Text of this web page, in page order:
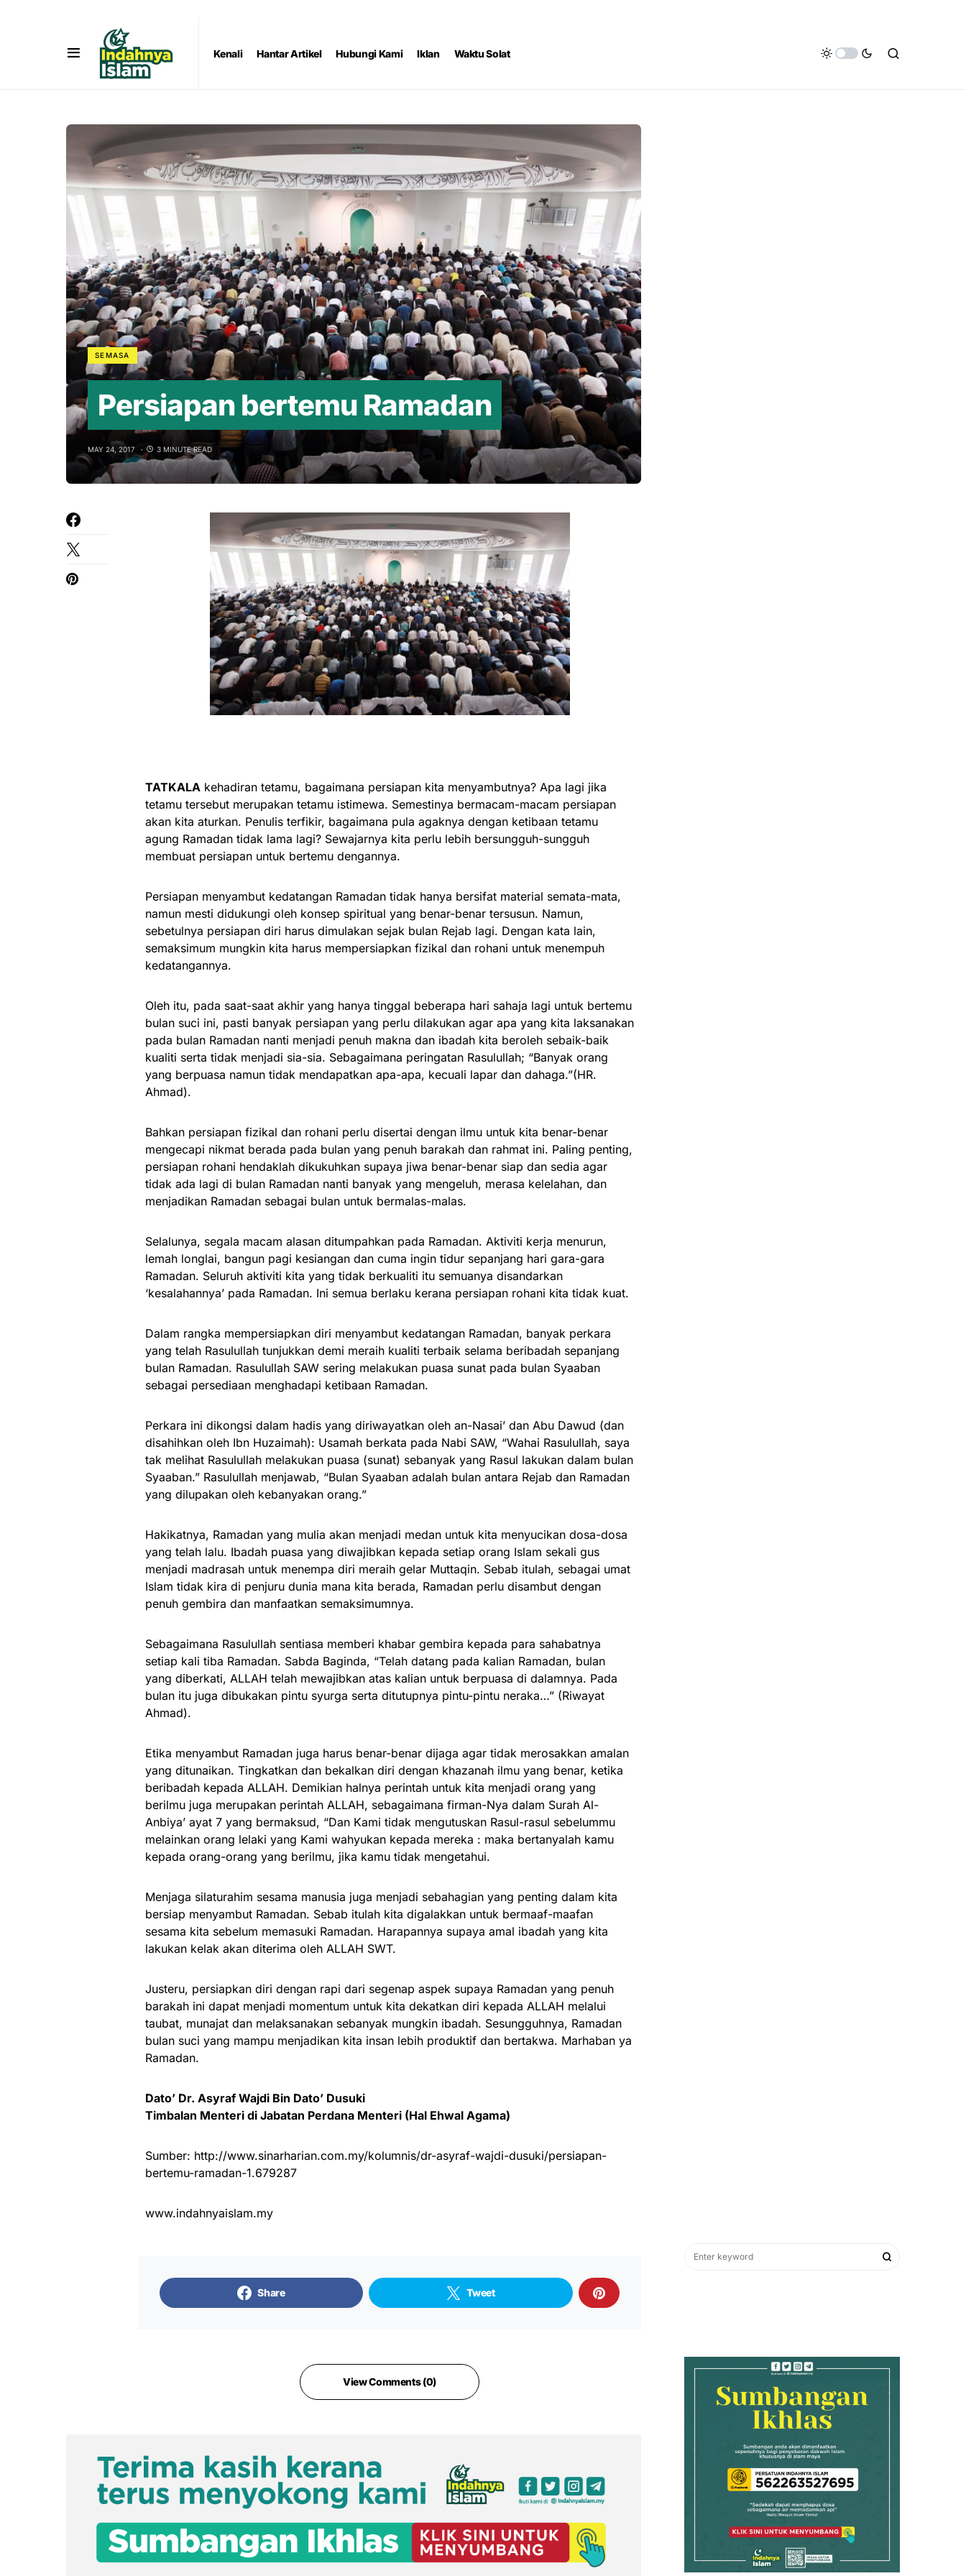
Kenali Hantar Artikel Hubungi Kami Iklan Waktu Solat
SEMASA
Persiapan bertemu Ramadan
MAY 24, 2017 3 MINUTE READ
TATKALA kehadiran tetamu, bagaimana persiapan kita menyambutnya? Apa lagi jika
tetamu tersebut merupakan tetamu istimewa. Semestinya bermacam-macam persiapan
akan kita aturkan. Penulis terfikir, bagaimana pula agaknya dengan ketibaan tetamu
agung Ramadan tidak lama lagi? Sewajarnya kita perlu lebih bersungguh-sungguh
membuat persiapan untuk bertemu dengannya.
Persiapan menyambut kedatangan Ramadan tidak hanya bersifat material semata-mata,
namun mesti didukungi oleh konsep spiritual yang benar-benar tersusun. Namun,
sebetulnya persiapan diri harus dimulakan sejak bulan Rejab lagi. Dengan kata lain,
semaksimum mungkin kita harus mempersiapkan fizikal dan rohani untuk menempuh
kedatangannya.
Oleh itu, pada saat-saat akhir yang hanya tinggal beberapa hari sahaja lagi untuk bertemu
bulan suci ini, pasti banyak persiapan yang perlu dilakukan agar apa yang kita laksanakan
pada bulan Ramadan nanti menjadi penuh makna dan ibadah kita beroleh sebaik-baik
kualiti serta tidak menjadi sia-sia. Sebagaimana peringatan Rasulullah; “Banyak orang
yang berpuasa namun tidak mendapatkan apa-apa, kecuali lapar dan dahaga.”(HR.
Ahmad).
Bahkan persiapan fizikal dan rohani perlu disertai dengan ilmu untuk kita benar-benar
mengecapi nikmat berada pada bulan yang penuh barakah dan rahmat ini. Paling penting,
persiapan rohani hendaklah dikukuhkan supaya jiwa benar-benar siap dan sedia agar
tidak ada lagi di bulan Ramadan nanti banyak yang mengeluh, merasa kelelahan, dan
menjadikan Ramadan sebagai bulan untuk bermalas-malas.
Selalunya, segala macam alasan ditumpahkan pada Ramadan. Aktiviti kerja menurun,
lemah longlai, bangun pagi kesiangan dan cuma ingin tidur sepanjang hari gara-gara
Ramadan. Seluruh aktiviti kita yang tidak berkualiti itu semuanya disandarkan
‘kesalahannya’ pada Ramadan. Ini semua berlaku kerana persiapan rohani kita tidak kuat.
Dalam rangka mempersiapkan diri menyambut kedatangan Ramadan, banyak perkara
yang telah Rasulullah tunjukkan demi meraih kualiti terbaik selama beribadah sepanjang
bulan Ramadan. Rasulullah SAW sering melakukan puasa sunat pada bulan Syaaban
sebagai persediaan menghadapi ketibaan Ramadan.
Perkara ini dikongsi dalam hadis yang diriwayatkan oleh an-Nasai’ dan Abu Dawud (dan
disahihkan oleh Ibn Huzaimah): Usamah berkata pada Nabi SAW, “Wahai Rasulullah, saya
tak melihat Rasulullah melakukan puasa (sunat) sebanyak yang Rasul lakukan dalam bulan
Syaaban.” Rasulullah menjawab, “Bulan Syaaban adalah bulan antara Rejab dan Ramadan
yang dilupakan oleh kebanyakan orang.”
Hakikatnya, Ramadan yang mulia akan menjadi medan untuk kita menyucikan dosa-dosa
yang telah lalu. Ibadah puasa yang diwajibkan kepada setiap orang Islam sekali gus
menjadi madrasah untuk menempa diri meraih gelar Muttaqin. Sebab itulah, sebagai umat
Islam tidak kira di penjuru dunia mana kita berada, Ramadan perlu disambut dengan
penuh gembira dan manfaatkan semaksimumnya.
Sebagaimana Rasulullah sentiasa memberi khabar gembira kepada para sahabatnya
setiap kali tiba Ramadan. Sabda Baginda, “Telah datang pada kalian Ramadan, bulan
yang diberkati, ALLAH telah mewajibkan atas kalian untuk berpuasa di dalamnya. Pada
bulan itu juga dibukakan pintu syurga serta ditutupnya pintu-pintu neraka…” (Riwayat
Ahmad).
Etika menyambut Ramadan juga harus benar-benar dijaga agar tidak merosakkan amalan
yang ditunaikan. Tingkatkan dan bekalkan diri dengan khazanah ilmu yang benar, ketika
beribadah kepada ALLAH. Demikian halnya perintah untuk kita menjadi orang yang
berilmu juga merupakan perintah ALLAH, sebagaimana firman-Nya dalam Surah Al-
Anbiya’ ayat 7 yang bermaksud, “Dan Kami tidak mengutuskan Rasul-rasul sebelummu
melainkan orang lelaki yang Kami wahyukan kepada mereka : maka bertanyalah kamu
kepada orang-orang yang berilmu, jika kamu tidak mengetahui.
Menjaga silaturahim sesama manusia juga menjadi sebahagian yang penting dalam kita
bersiap menyambut Ramadan. Sebab itulah kita digalakkan untuk bermaaf-maafan
sesama kita sebelum memasuki Ramadan. Harapannya supaya amal ibadah yang kita
lakukan kelak akan diterima oleh ALLAH SWT.
Justeru, persiapkan diri dengan rapi dari segenap aspek supaya Ramadan yang penuh
barakah ini dapat menjadi momentum untuk kita dekatkan diri kepada ALLAH melalui
taubat, munajat dan melaksanakan sebanyak mungkin ibadah. Sesungguhnya, Ramadan
bulan suci yang mampu menjadikan kita insan lebih produktif dan bertakwa. Marhaban ya
Ramadan.
Dato’ Dr. Asyraf Wajdi Bin Dato’ Dusuki
Timbalan Menteri di Jabatan Perdana Menteri (Hal Ehwal Agama)
Sumber: http://www.sinarharian.com.my/kolumnis/dr-asyraf-wajdi-dusuki/persiapan-
bertemu-ramadan-1.679287
www.indahnyaislam.my
Share Tweet
View Comments (0)